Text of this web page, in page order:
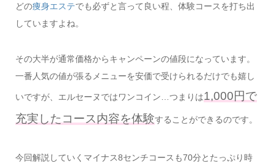
どの痩身エステでも必ずと言って良い程、体験コースを打ち出
していますよね。
その大半が通常価格からキャンペーンの値段になっています。
一番人気の値が張るメニューを安価で受けられるだけでも嬉し
いですが、エルセーヌではワンコイン…つまりは1,000円で
充実したコース内容を体験することができるのです。
今回解説していくマイナス8センチコースも70分とたっぷり時